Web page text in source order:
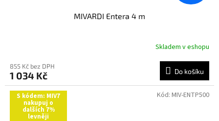
MIVARDI Entera 4 m
Skladem v eshopu
855 Kč bez DPH
1 034 Kč Do košíku
S kódem: MIV7
nakupuj o
dalších 7%
levněji
Kód: MIV-ENTP500